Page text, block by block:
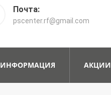
Почта:
pscenter.rf@gmail.com
ИНФОРМАЦИЯ АКЦИИ